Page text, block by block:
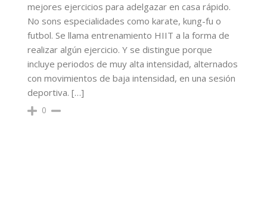
mejores ejercicios para adelgazar en casa rápido.
No sons especialidades como karate, kung-fu o
futbol. Se llama entrenamiento HIIT a la forma de
realizar algún ejercicio. Y se distingue porque
incluye periodos de muy alta intensidad, alternados
con movimientos de baja intensidad, en una sesión
deportiva. […]
0